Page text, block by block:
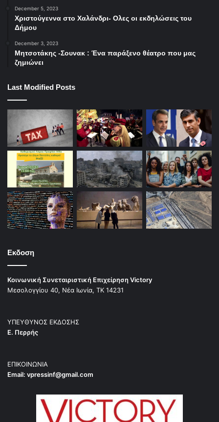
December 5, 2023
Χριστούγεννα στο Χαλάνδρι- Ολες οι εκδηλώσεις του
Δήμου
December 3, 2023
Μητσοτάκης -Σουνακ : Ένα παράξενο θέατρο που μας
ζημιώνει
Last Modified Posts
Εκδοση
Κοινωνική Συνεταιριστική Επιχείρηση Victory
Μεσολογγίου 40, Νέα Ιωνία, ΤΚ 14231
ΥΠΕΥΘΥΝΟΣ ΕΚΔΟΣΗΣ
Ε. Περρής
ΕΠΙΚΟΙΝΩΝΙΑ
Email: vpressinf@gmail.com